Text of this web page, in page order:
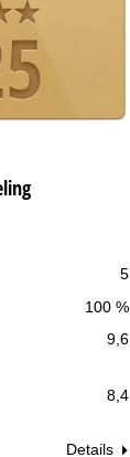
5
100 %
9,6
8,4
Details